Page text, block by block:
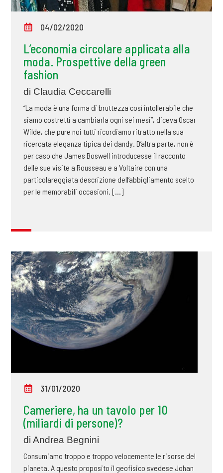
04/02/2020
L’economia circolare applicata alla
moda. Prospettive della green
fashion
di Claudia Ceccarelli
“La moda è una forma di bruttezza così intollerabile che
siamo costretti a cambiarla ogni sei mesi”, diceva Oscar
Wilde, che pure noi tutti ricordiamo ritratto nella sua
ricercata eleganza tipica dei dandy. D’altra parte, non è
per caso che James Boswell introducesse il racconto
delle sue visite a Rousseau e a Voltaire con una
particolareggiata descrizione dell’abbigliamento scelto
per le memorabili occasioni. [...]
31/01/2020
Cameriere, ha un tavolo per 10
(miliardi di persone)?
di Andrea Begnini
Consumiamo troppo e troppo velocemente le risorse del
pianeta. A questo proposito il geofisico svedese Johan